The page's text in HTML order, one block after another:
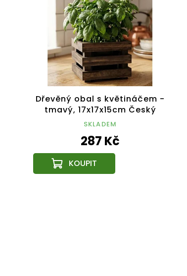
Dřevěný obal s květináčem -
tmavý, 17x17x15cm Český
výrobek
SKLADEM
287 Kč